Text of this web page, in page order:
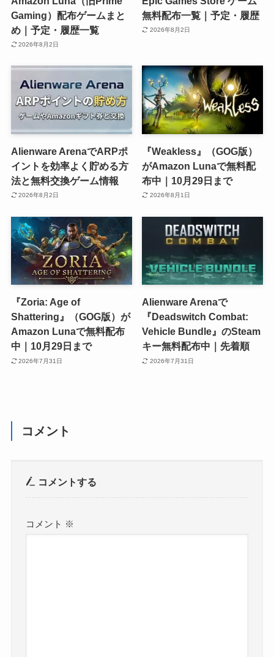
Gaming）配布ゲームまと
め｜予定・履歴一覧
2026年8月2日
無料配布一覧｜予定・履歴
2026年8月2日
Alienware ArenaでARPポ
イントを効率よく貯める方
法と無料交換ゲーム情報
2026年8月2日
『Weakless』（GOG版）
がAmazon Lunaで無料配
布中｜10月29日まで
2026年8月1日
『Zoria: Age of
Shattering』（GOG版）が
Amazon Lunaで無料配布
中｜10月29日まで
2026年7月31日
Alienware Arenaで
『Deadswitch Combat:
Vehicle Bundle』のSteam
キー無料配布中｜先着順
2026年7月31日
コメント
コメントする
コメント ※